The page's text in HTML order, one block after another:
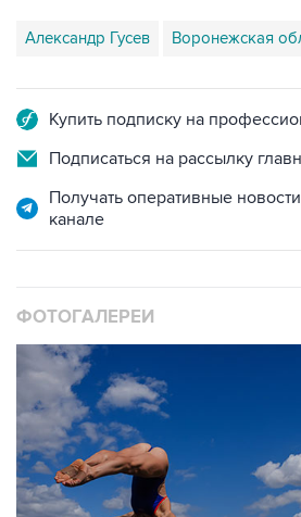
Александр Гусев Воронежская
Купить подписку на
Подписаться на рассылку
Получать оперативные
канале
ФОТОГАЛЕРЕИ